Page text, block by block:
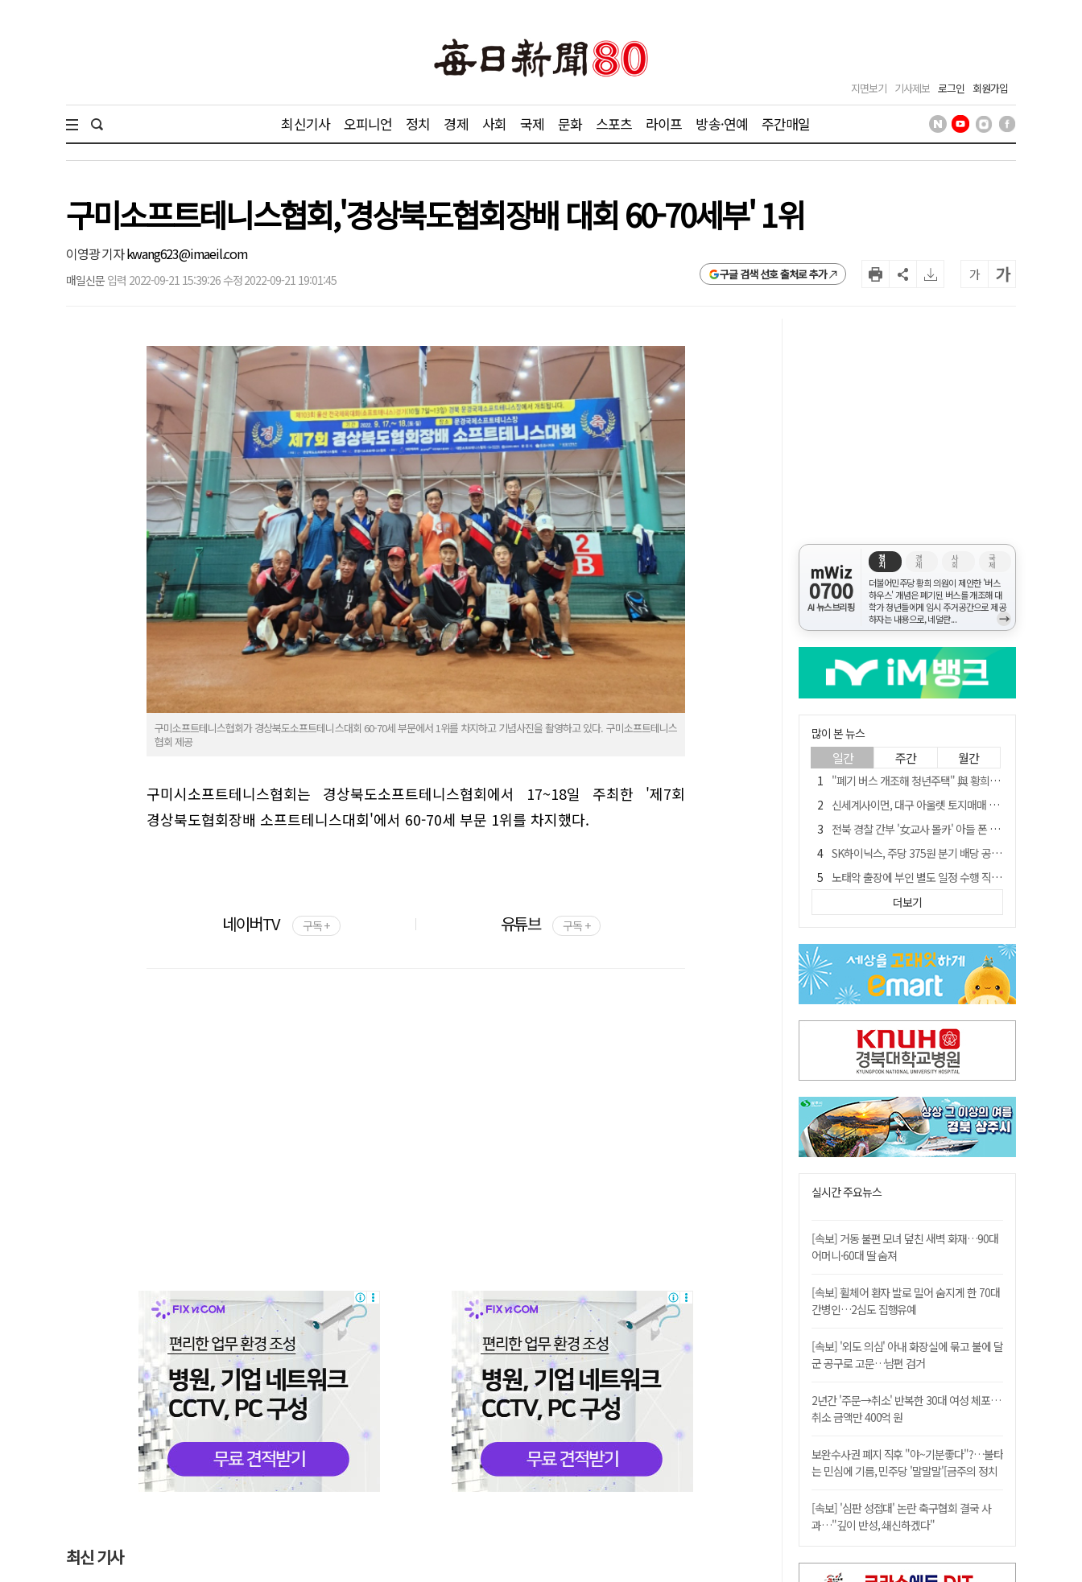
지면보기 기사제보 로그인 회원가입
최신기사 오피니언 정치 경제 사회 국제 문화 스포츠 라이프 방송·연예 주간매일
구미소프트테니스협회,'경상북도협회장배 대회 60-70세부' 1위
이영광 기자kwang623@imaeil.com
매일신문 입력 2022-09-21 15:39:26 수정 2022-09-21 19:01:45 구글 검색 선호 출처로 추가 가 가
구미소프트테니스협회가 경상북도소프트테니스대회 60-70세 부문에서 1위를 차지하고 기념사진을 촬영하고 있다. 구미소프트테니스
협회 제공
구미시소프트테니스협회는 경상북도소프트테니스협회에서 17~18일 주최한 '제7회
경상북도협회장배 소프트테니스대회'에서 60-70세 부문 1위를 차지했다.
네이버TV 구독 + 유튜브 구독 +
최신 기사
mWiz
0700
AI 뉴스브리핑
정
치
경
제
사
회
국
제
더불어민주당 황희 의원이 제안한 '버스
하우스' 개념은 폐기된 버스를 개조해 대
학가 청년들에게 임시 주거공간으로 제공
하자는 내용으로, 네덜란...
→
많이 본 뉴스
일간 주간 월간
"폐기 버스 개조해 청년주택" 與 황희…'딸 학비는 年 4200만원'
신세계사이먼, 대구 아울렛 토지매매 계약 체결… 사업 본궤도
전북 경찰 간부 '女교사 몰카' 아들 폰 부수고…"처벌 못하는 사안" 내부망에 글
SK하이닉스, 주당 375원 분기 배당 공시…"3분기 중 주주환원 방안 확정"
노태악 출장에 부인 별도 일정 수행 직원도…보고서엔 '공식일정 참석'
'새 아시아쿼터는 어떨까' 삼성 라이온즈, 새 얼굴 투수 미야모리 영입
박권현 청도군수, '햇빛 연금 사업' 공약 시동걸어
통합 고속철 할인 '반짝 3년'…이후 요금 도로 오른다?
"골프채로 YG 신사옥 출입문 '쾅쾅'…20대 여성 현행범 체포"[영상]
더보기
실시간 주요뉴스
[속보] 거동 불편 모녀 덮친 새벽 화재…90대
어머니·60대 딸 숨져
[속보] 휠체어 환자 발로 밀어 숨지게 한 70대
간병인…2심도 집행유예
[속보] '외도 의심' 아내 화장실에 묶고 불에 달
군 공구로 고문…남편 검거
2년간 '주문→취소' 반복한 30대 여성 체포…
취소 금액만 400억 원
보완수사권 폐지 직후 "야~기분좋다"?…불타
는 민심에 기름, 민주당 '말말말'[금주의 정치
[속보] '심판 성접대' 논란 축구협회 결국 사
과…"깊이 반성, 쇄신하겠다"